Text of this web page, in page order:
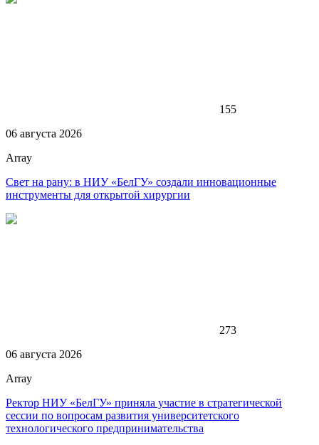
155
06 августа 2026
Array
Свет на рану: в НИУ «БелГУ» создали инновационные
инструменты для открытой хирургии
273
06 августа 2026
Array
Ректор НИУ «БелГУ» приняла участие в стратегической
сессии по вопросам развития университетского
технологического предпринимательства